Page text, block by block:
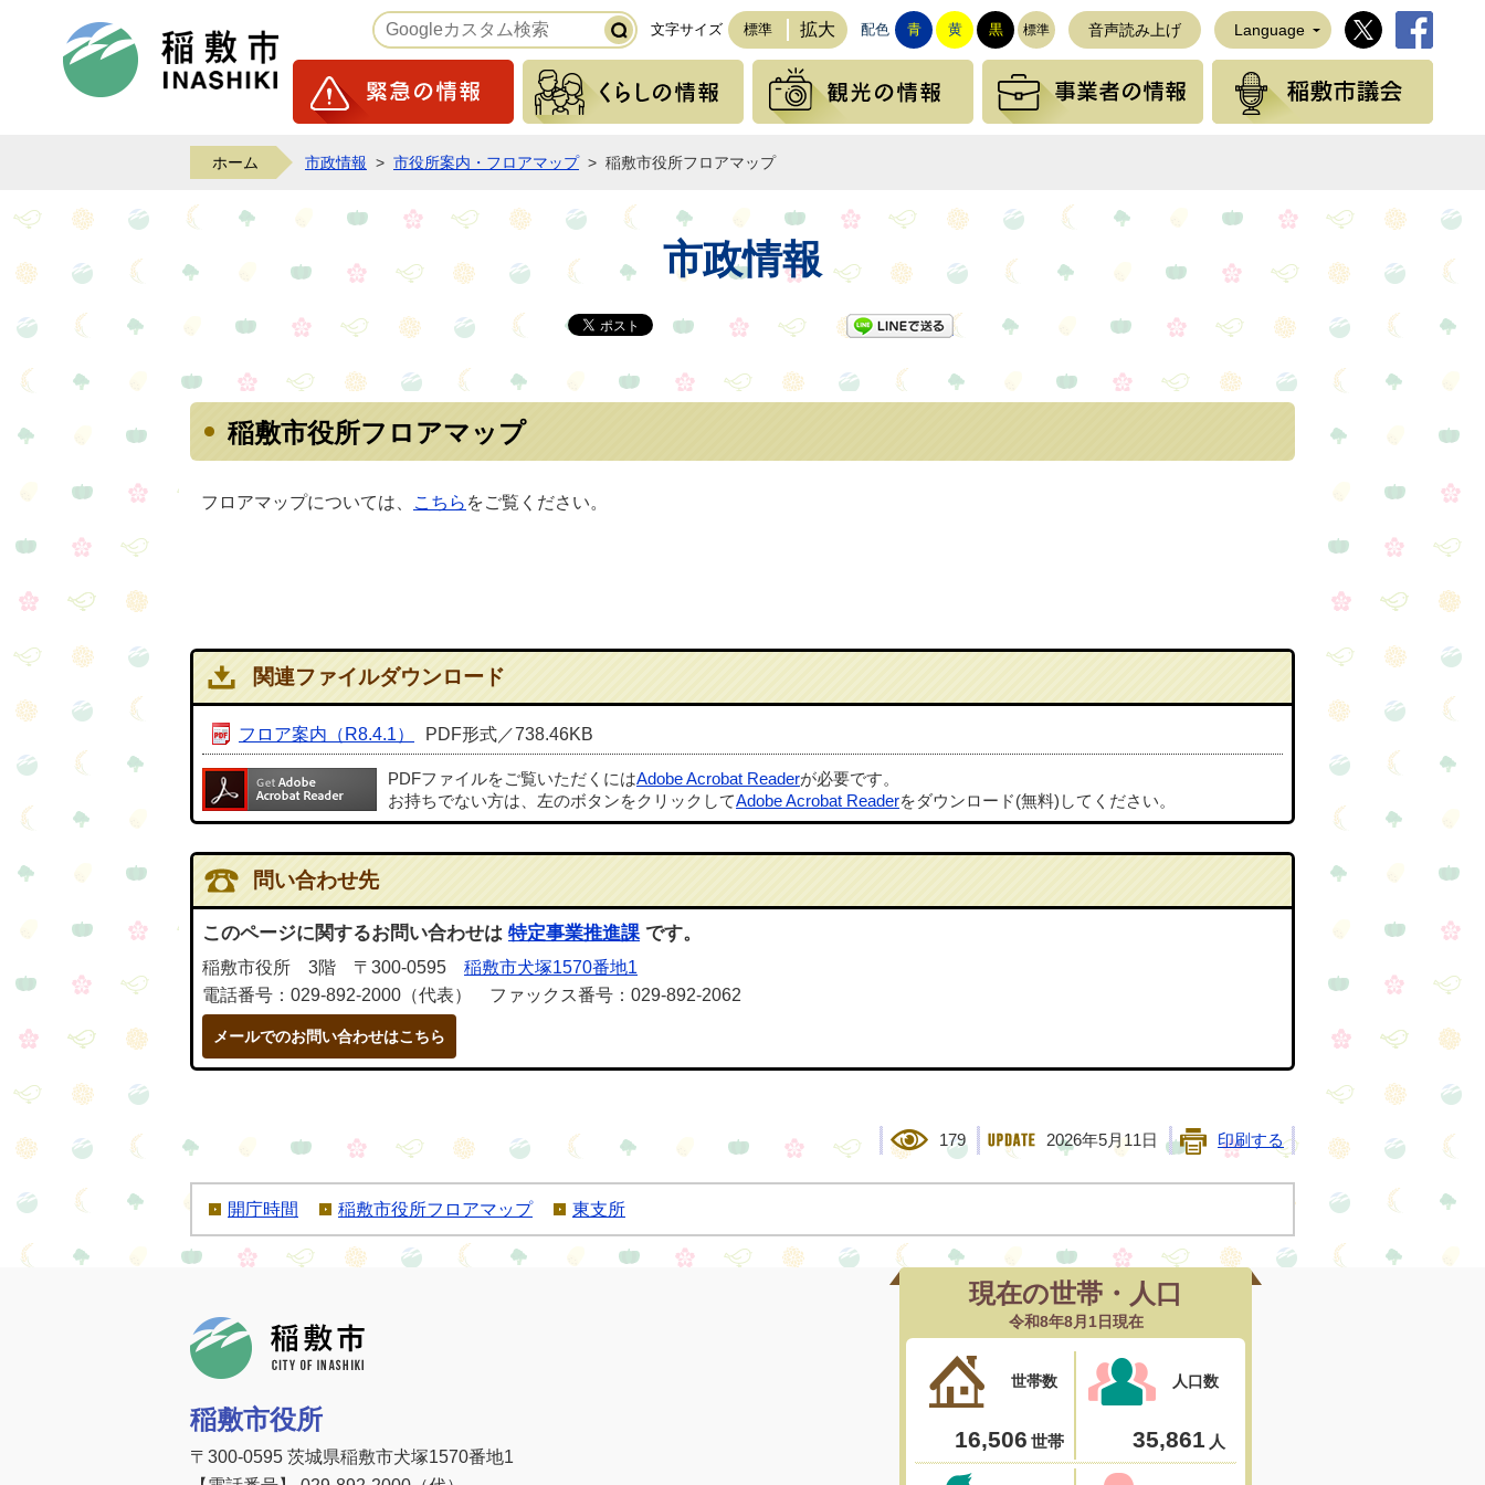
稲敷市ホームページ 文字サイズ 標準 拡大 配色 青 黄 黒 標準 音声読み上げ Language 稲敷市公式
緊急の情報 くらしの情報 観光の情報 事業者の情報
ホーム 市政情報 > 市役所案内・フロアマップ > 稲敷市役所フロアマップ
市政情報
LINEで送る
稲敷市役所フロアマップ
フロアマップについては、 こちら をご覧ください。
関連ファイルダウンロード
フロア案内（R8.4.1） PDF形式／738.46KB
PDFファイルをご覧いただくにはAdobe Acrobat Readerが必要です。
お持ちでない方は、左のボタンをクリックしてAdobe Acrobat Readerをダウンロード(無料)してください。
問い合わせ先
このページに関するお問い合わせは 特定事業推進課 です。
稲敷市役所 3階 〒300-0595 稲敷市犬塚1570番地1
電話番号：029-892-2000（代表） ファックス番号：029-892-2062
メールでのお問い合わせはこちら
179 2026年5月11日 印刷する
開庁時間 稲敷市役所フロアマップ 東支所
稲敷市役所
〒300-0595 茨城県稲敷市犬塚1570番地1